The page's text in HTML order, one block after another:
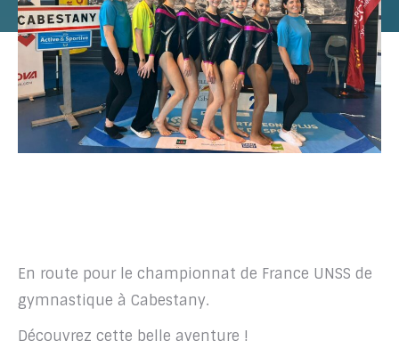
En route pour le championnat de France UNSS de
gymnastique à Cabestany.
Découvrez cette belle aventure !